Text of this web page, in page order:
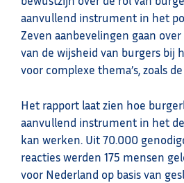
aanvullend instrument in het
Zeven aanbevelingen gaan
van de wijsheid van burgers bij
voor complexe thema’s, zoals
Het rapport laat zien hoe
aanvullend instrument in het
kan werken. Uit 70.000
reacties werden 175 mensen
voor Nederland op basis van